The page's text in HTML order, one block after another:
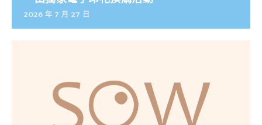
2026 年 7 月 27 日